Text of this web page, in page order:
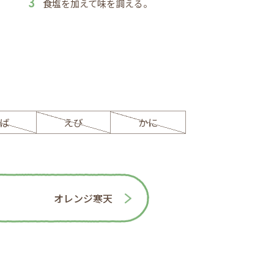
食塩を加えて味を調える。
えび かに
オレンジ寒天